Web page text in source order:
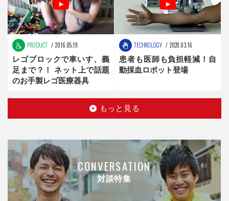
PRODUCT 2016.05.19
レゴブロックで車いす、義
足まで？！ ネット上で話題
のお手製レゴ医療器具
TECHNOLOGY 2020.03.16
患者も医師も負担軽減！自
動採血ロボット登場
もっと見る
CONVERSATION
対談特集